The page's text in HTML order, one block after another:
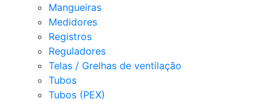
Mangueiras
Medidores
Registros
Reguladores
Telas / Grelhas de ventilação
Tubos
Tubos (PEX)